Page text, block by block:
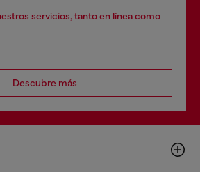
servicios, tanto en línea como
Descubre más